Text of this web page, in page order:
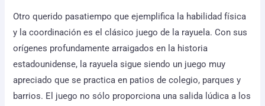
Otro querido pasatiempo que ejemplifica la habilidad física
y la coordinación es el clásico juego de la rayuela. Con sus
orígenes profundamente arraigados en la historia
estadounidense, la rayuela sigue siendo un juego muy
apreciado que se practica en patios de colegio, parques y
barrios. El juego no sólo proporciona una salida lúdica a los